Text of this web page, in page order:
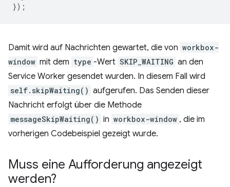
});
Damit wird auf Nachrichten gewartet, die von workbox-
window mit dem type -Wert SKIP_WAITING an den
Service Worker gesendet wurden. In diesem Fall wird
self.skipWaiting() aufgerufen. Das Senden dieser
Nachricht erfolgt über die Methode
messageSkipWaiting() in workbox-window , die im
vorherigen Codebeispiel gezeigt wurde.
Muss eine Aufforderung angezeigt
werden?